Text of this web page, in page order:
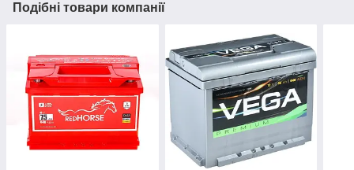
Подібні товари компанії